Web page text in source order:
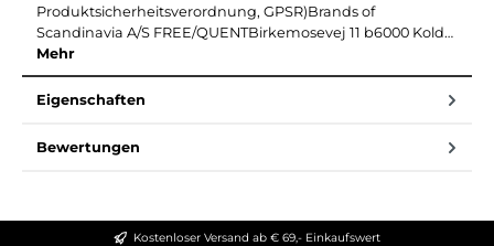
Produktsicherheitsverordnung, GPSR)Brands of
Scandinavia A/S FREE/QUENTBirkemosevej 11 b6000 Kold…
Mehr
Eigenschaften
Bewertungen
Kostenloser Versand ab € 69,- Einkaufswert